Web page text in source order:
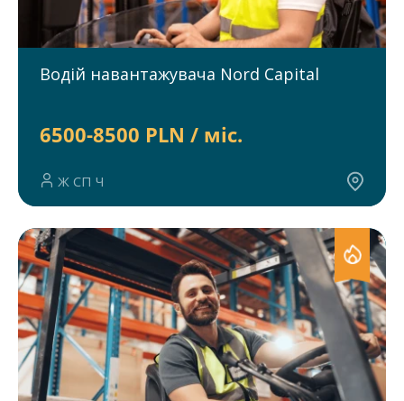
Водій навантажувача Nord Capital
6500-8500 PLN / міс.
Ж СП Ч